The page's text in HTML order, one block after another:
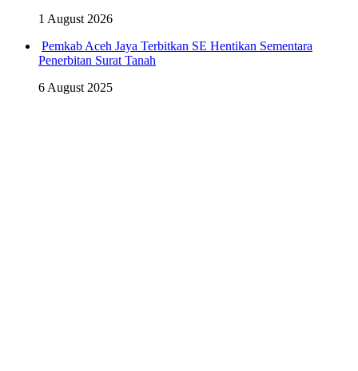
1 August 2026
Pemkab Aceh Jaya Terbitkan SE Hentikan Sementara
Penerbitan Surat Tanah
6 August 2025